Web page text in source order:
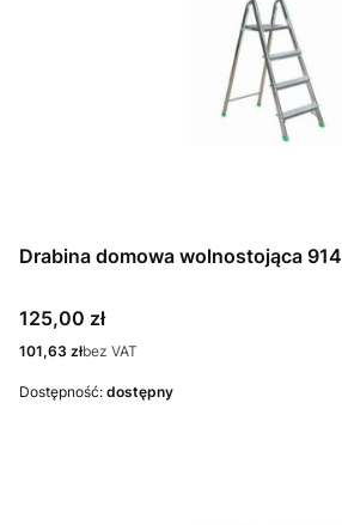
Drabina domowa wolnostojąca 914
Cena
125,00 zł
Cena
101,63 złbez VAT
Dostępność: dostępny